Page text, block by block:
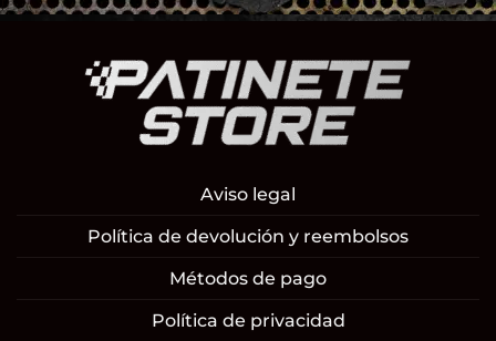
Aviso legal
Política de devolución y reembolsos
Métodos de pago
Política de privacidad